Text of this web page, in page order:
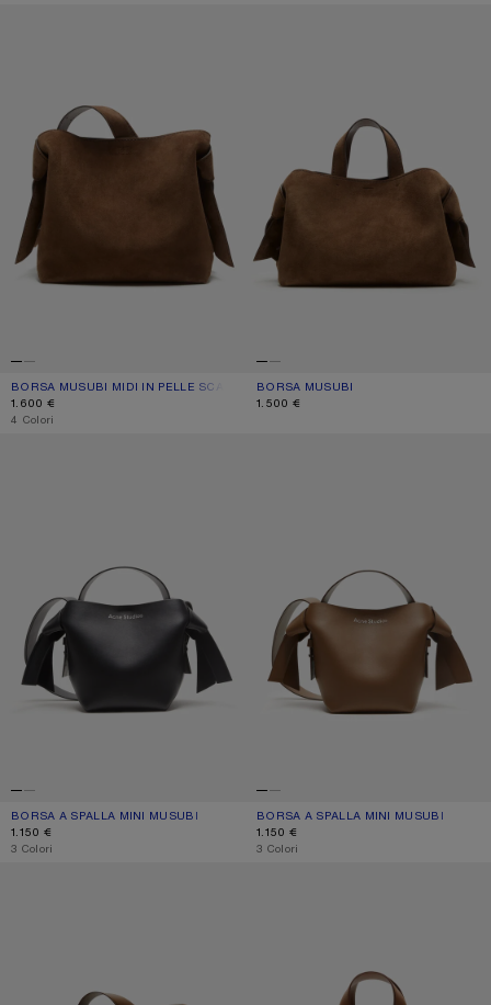
BORSA MUSUBI MIDI IN PELLE SCAMOSCIATA
COLORE ATTUALE: MARRONE COGNAC
PREZZO: 1.600 €.
1.600 €
,4 Colori
BORSA MUSUBI
COLORE ATTUALE: MARRONE
PREZZO: 1.500 €.
1.500 €
BORSA A SPALLA MINI MUSUBI
COLORE ATTUALE: NERO
PREZZO: 1.150 €.
1.150 €
,3 Colori
BORSA A SPALLA MINI MUSUBI
COLORE ATTUALE: MARRONE
PREZZO: 1.150 €.
1.150 €
,3 Colori